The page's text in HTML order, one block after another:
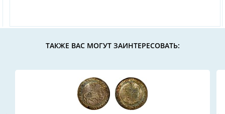
ТАКЖЕ ВАС МОГУТ ЗАИНТЕРЕСОВАТЬ: